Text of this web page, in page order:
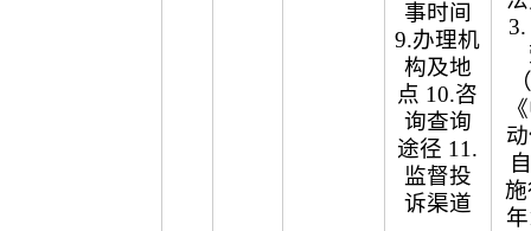
事时间
9.办理机
构及地
点 10.咨
询查询
途径 11.
监督投
诉渠道